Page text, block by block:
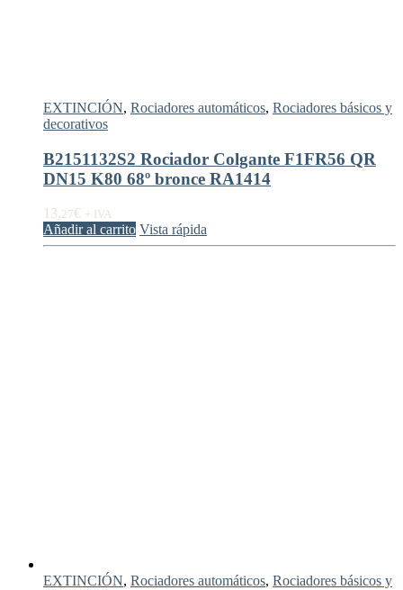
EXTINCIÓN, Rociadores automáticos, Rociadores básicos y
decorativos
B2151132S2 Rociador Colgante F1FR56 QR
DN15 K80 68º bronce RA1414
13,27€ + IVA
Añadir al carrito Vista rápida
EXTINCIÓN, Rociadores automáticos, Rociadores básicos y